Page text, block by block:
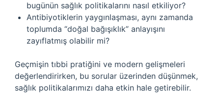
bugünün sağlık politikalarını nasıl etkiliyor?
Antibiyotiklerin yaygınlaşması, aynı zamanda
toplumda “doğal bağışıklık” anlayışını
zayıflatmış olabilir mi?
Geçmişin tıbbi pratiğini ve modern gelişmeleri
değerlendirirken, bu sorular üzerinden düşünmek,
sağlık politikalarımızı daha etkin hale getirebilir.